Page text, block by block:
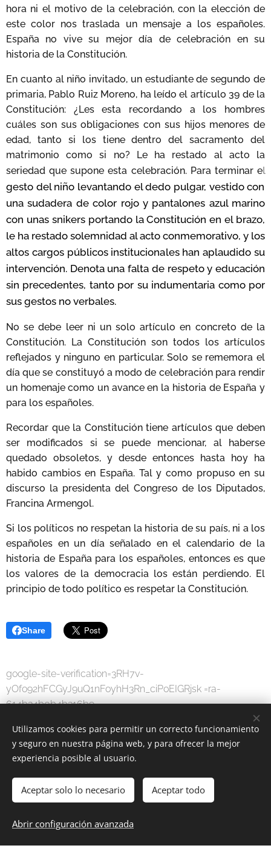
hora ni el motivo de la celebración, con la elección de
este color nos traslada un mensaje a los españoles.
España no vive su mejor día de celebración en su
historia de la Constitución.
En cuanto al niño invitado, un estudiante de segundo de
primaria, Pablo Ruiz Moreno, ha leído el artículo 39 de la
Constitución: ¿Les esta recordando a los hombres
cuáles son sus obligaciones con sus hijos menores de
edad, tanto si los tiene dentro del sacramento del
matrimonio como si no? Le ha restado al acto la
seriedad que supone esta celebración. Para terminar el
gesto del niño levantando el dedo pulgar, vestido con
una sudadera de color rojo y pantalones azul marino
con unas snikers portando la Constitución en el brazo,
le ha restado solemnidad al acto conmemorativo, y los
altos cargos públicos institucionales han aplaudido su
intervención. Denota una falta de respeto y educación
sin precedentes, tanto por su indumentaria como por
sus gestos no verbales.
No se debe leer ni un solo artículo en concreto de la
Constitución. La Constitución son todos los artículos
reflejados y ninguno en particular. Solo se rememora el
día que se constituyó a modo de celebración para rendir
un homenaje como un avance en la historia de España y
para los españoles.
Recordar que la Constitución tiene artículos que deben
ser modificados si se puede mencionar, al haberse
quedado obsoletos, y desde entonces hasta hoy ha
habido cambios en España. Tal y como propuso en su
discurso la presidenta del Congreso de los Diputados,
Francina Armengol.
Si los políticos no respetan la historia de su país, ni a los
españoles en un día señalado en el calendario de la
historia de España para los españoles, entonces es que
los valores de la democracia los están perdiendo. El
principio de todo político es respetar la Constitución.
Share
google-site-verification=3RH7v-
yOfo92hFCGyJ9uQ1nFoyhH3Rn_ciPoEIGRjsk =ra-
614b34b0b4b316b9
www.moda-digital.com.es
Utilizamos cookies para permitir un correcto funcionamiento
y seguro en nuestra página web, y para ofrecer la mejor
experiencia posible al usuario.
Aceptar solo lo necesario Aceptar todo
Abrir configuración avanzada